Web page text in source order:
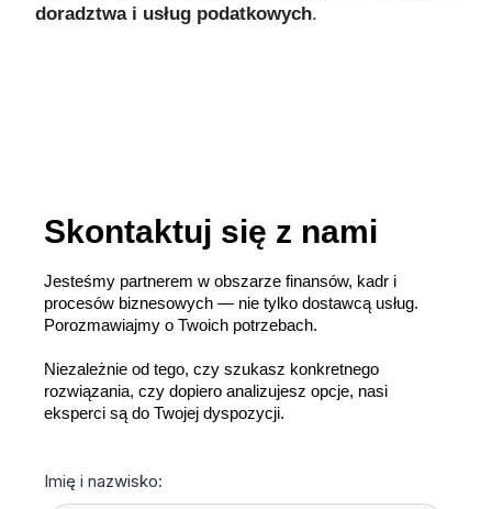
doradztwa i usług podatkowych.
Skontaktuj się z nami
Jesteśmy partnerem w obszarze finansów, kadr i
procesów biznesowych — nie tylko dostawcą usług.
Porozmawiajmy o Twoich potrzebach.
Niezależnie od tego, czy szukasz konkretnego
rozwiązania, czy dopiero analizujesz opcje, nasi
eksperci są do Twojej dyspozycji.
Imię i nazwisko: